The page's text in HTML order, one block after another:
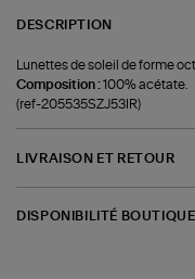
DESCRIPTION
Lunettes de soleil de forme
Composition :100% acétate.
(ref-205535SZJ53IR)
LIVRAISON ET RETOUR
DISPONIBILITÉ BOUTIQUE